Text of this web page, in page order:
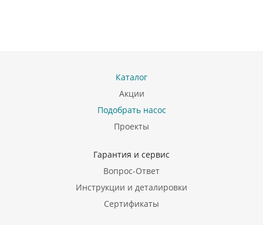
Каталог
Акции
Подобрать насос
Проекты
Гарантия и сервис
Вопрос-Ответ
Инструкции и деталировки
Сертификаты